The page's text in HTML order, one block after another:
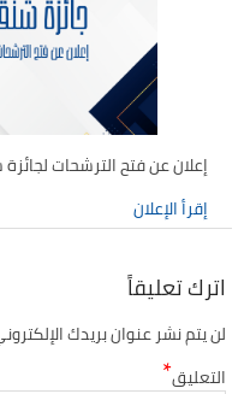
الأولى:
الميدان –
إعلان عن فتح الترشحات لجائزة
إقرأ الإعلان
اترك تعليقاً
لن يتم نشر عنوان بريدك
التعليق*